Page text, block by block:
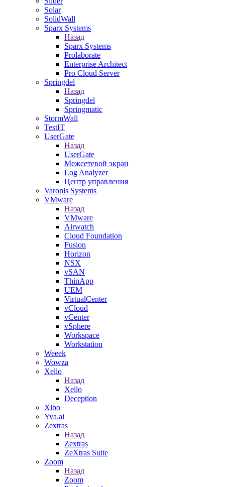
Solar
SolidWall
Sparx Systems
Назад
Sparx Systems
Prolaborate
Enterprise Architect
Pro Cloud Server
Springdel
Назад
Springdel
Springmatic
StormWall
TestIT
UserGate
Назад
UserGate
Межсетевой экран
Log Analyzer
Центр управления
Varonis Systems
VMware
Назад
VMware
Airwatch
Cloud Foundation
Fusion
Horizon
NSX
vSAN
ThinApp
UEM
VirtualCenter
vCloud
vCenter
vSphere
Workspace
Workstation
Weeek
Wowza
Xello
Назад
Xello
Deception
Xibo
Yva.ai
Zextras
Назад
Zextras
ZeXtras Suite
Zoom
Назад
Zoom